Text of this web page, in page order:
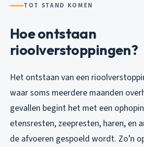
TOT STAND KOMEN
Hoe ontstaan
rioolverstoppingen?
Het ontstaan van een
waar soms meerdere maanden
gevallen begint het met een
etensresten, zeepresten, haren, en
de afvoeren gespoeld wordt. Zo’n